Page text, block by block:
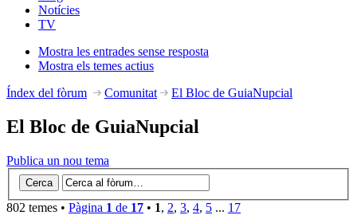
Notícies
TV
Mostra les entrades sense resposta
Mostra els temes actius
Índex del fòrum
Comunitat El Bloc de GuiaNupcial
El Bloc de GuiaNupcial
Publica un nou tema
802 temes • Pàgina 1 de 17 • 1, 2, 3, 4, 5 ... 17